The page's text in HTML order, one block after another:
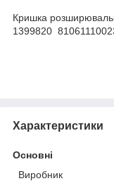
Кришка
1399820
Характеристики
Основні
Виробник